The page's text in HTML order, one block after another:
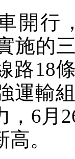
開行
施的
路18
運輸
，6月
。